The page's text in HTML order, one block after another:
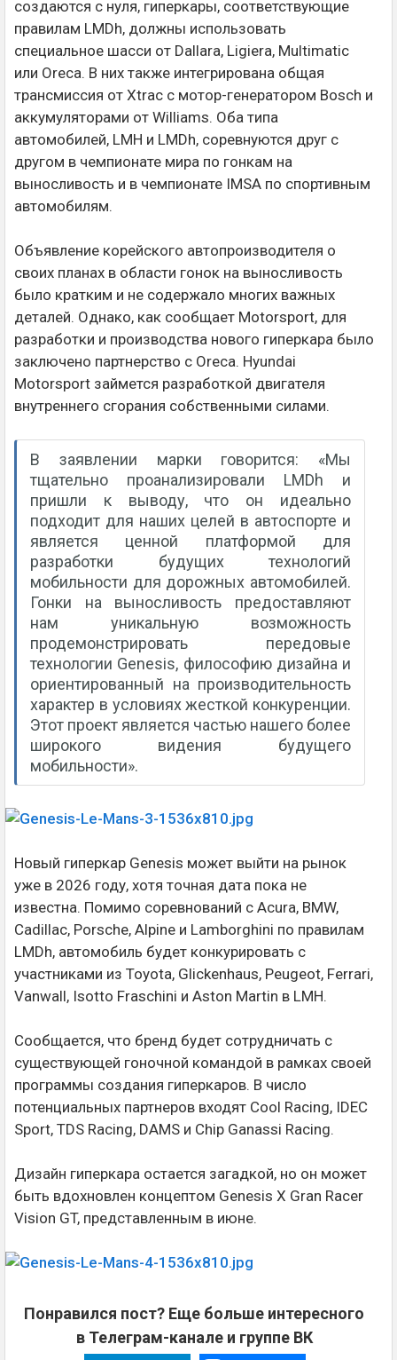
создаются с нуля, гиперкары, соответствующие
правилам LMDh, должны использовать
специальное шасси от Dallara, Ligiera, Multimatic
или Oreca. В них также интегрирована общая
трансмиссия от Xtrac с мотор-генератором Bosch и
аккумуляторами от Williams. Оба типа
автомобилей, LMH и LMDh, соревнуются друг с
другом в чемпионате мира по гонкам на
выносливость и в чемпионате IMSA по спортивным
автомобилям.
Объявление корейского автопроизводителя о
своих планах в области гонок на выносливость
было кратким и не содержало многих важных
деталей. Однако, как сообщает Motorsport, для
разработки и производства нового гиперкара было
заключено партнерство с Oreca. Hyundai
Motorsport займется разработкой двигателя
внутреннего сгорания собственными силами.
В заявлении марки говорится: «Мы
тщательно проанализировали LMDh и
пришли к выводу, что он идеально
подходит для наших целей в автоспорте и
является ценной платформой для
разработки будущих технологий
мобильности для дорожных автомобилей.
Гонки на выносливость предоставляют
нам уникальную возможность
продемонстрировать передовые
технологии Genesis, философию дизайна и
ориентированный на производительность
характер в условиях жесткой конкуренции.
Этот проект является частью нашего более
широкого видения будущего
мобильности».
Новый гиперкар Genesis может выйти на рынок
уже в 2026 году, хотя точная дата пока не
известна. Помимо соревнований с Acura, BMW,
Cadillac, Porsche, Alpine и Lamborghini по правилам
LMDh, автомобиль будет конкурировать с
участниками из Toyota, Glickenhaus, Peugeot, Ferrari,
Vanwall, Isotto Fraschini и Aston Martin в LMH.
Сообщается, что бренд будет сотрудничать с
существующей гоночной командой в рамках своей
программы создания гиперкаров. В число
потенциальных партнеров входят Cool Racing, IDEC
Sport, TDS Racing, DAMS и Chip Ganassi Racing.
Дизайн гиперкара остается загадкой, но он может
быть вдохновлен концептом Genesis X Gran Racer
Vision GT, представленным в июне.
Понравился пост? Еще больше интересного
в Телеграм-канале и группе ВК